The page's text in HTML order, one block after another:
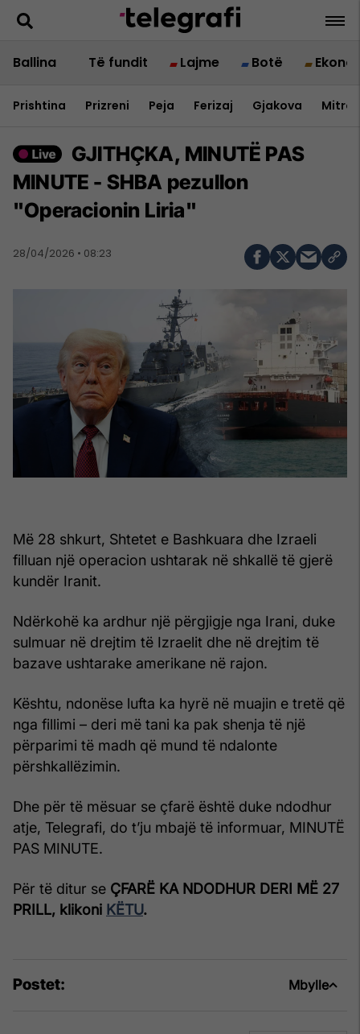
Ballina Të fundit Lajme Botë
Prishtina Prizreni Peja Ferizaj Gjakova
GJITHÇKA, MINUTË PAS
MINUTE - SHBA pezullon
"Operacionin Liria"
28/04/2026 • 08:23
Më 28 shkurt, Shtetet e Bashkuara dhe Izraeli
filluan një operacion ushtarak në shkallë të gjerë
kundër Iranit.
Ndërkohë ka ardhur një përgjigje nga Irani, duke
sulmuar në drejtim të Izraelit dhe në drejtim të
bazave ushtarake amerikane në rajon.
Kështu, ndonëse lufta ka hyrë në muajin e tretë që
nga fillimi – deri më tani ka pak shenja të një
përparimi të madh që mund të ndalonte
përshkallëzimin.
Dhe për të mësuar se çfarë është duke ndodhur
atje, Telegrafi, do t’ju mbajë të informuar, MINUTË
PAS MINUTE.
Për të ditur se ÇFARË KA NDODHUR DERI MË 27
PRILL, klikoni KËTU.
Postet: Mbylle